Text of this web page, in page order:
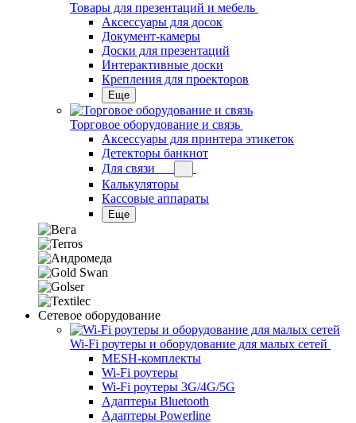
Товары для презентаций и мебель
Аксессуары для досок
Документ-камеры
Доски для презентаций
Интерактивные доски
Крепления для проекторов
Еще
Торговое оборудование и связь
Аксессуары для принтера этикеток
Детекторы банкнот
Для связи
Калькуляторы
Кассовые аппараты
Еще
Сетевое оборудование
Wi-Fi роутеры и оборудование для малых сетей
MESH-комплекты
Wi-Fi роутеры
Wi-Fi роутеры 3G/4G/5G
Адаптеры Bluetooth
Адаптеры Powerline